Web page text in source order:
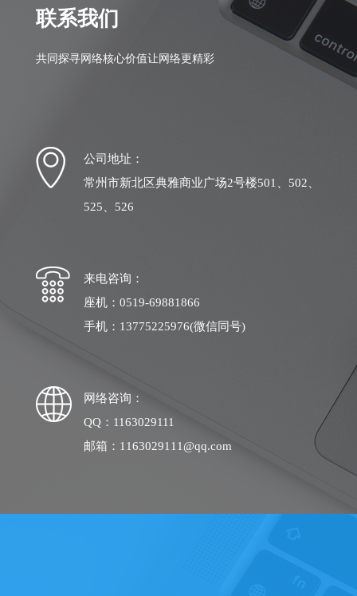
联系我们
共同探寻网络核心价值让网络更精彩
公司地址：
常州市新北区典雅商业广场2号楼501、502、
525、526
来电咨询：
座机：0519-69881866
手机：13775225976(微信同号)
网络咨询：
QQ：1163029111
邮箱：1163029111@qq.com